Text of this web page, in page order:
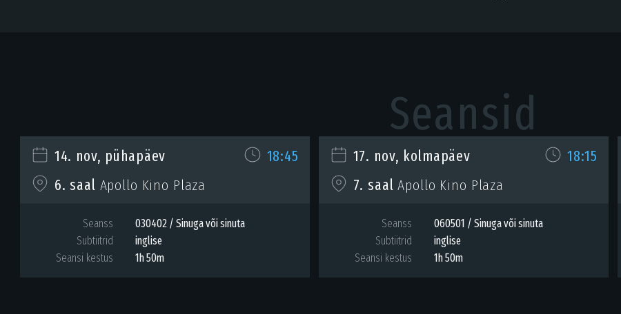
Seansid
14. nov, pühapäev
18:45
6. saal Apollo Kino Plaza
Seanss
030402 / Sinuga või sinuta
Subtiitrid
inglise
Seansi kestus
1h 50m
17. nov, kolmapäev
18:15
7. saal Apollo Kino Plaza
Seanss
060501 / Sinuga või sinuta
Subtiitrid
inglise
Seansi kestus
1h 50m